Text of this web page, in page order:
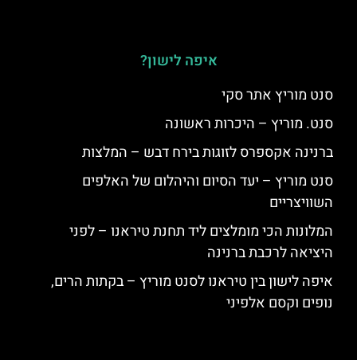
איפה לישון?
סנט מוריץ אתר סקי
סנט. מוריץ – היכרות ראשונה
ברנינה אקספרס לזוגות בירח דבש – המלצות
סנט מוריץ – יעד הסיום והיהלום של האלפים
השוויצריים
המלונות הכי מומלצים ליד תחנת טיראנו – לפני
היציאה לרכבת ברנינה
איפה לישון בין טיראנו לסנט מוריץ – בקתות הרים,
נופים וקסם אלפיני